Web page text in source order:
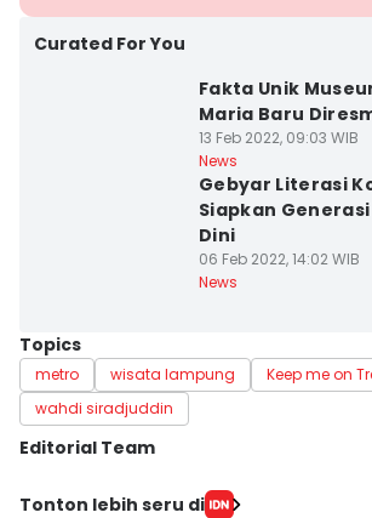
Curated For You
Fakta Unik
Maria Baru
13 Feb 2022, 09:03 WIB
News
Gebyar Literasi
Siapkan
Dini
06 Feb 2022, 14:02 WIB
News
Topics
metro wisata lampung
Keep me on
wahdi siradjuddin
Editorial Team
Editor
Tonton lebih seru di